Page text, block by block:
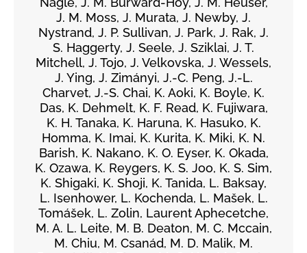
J. M. Moss, J. Murata, J. Newby, J.
Nystrand, J. P. Sullivan, J. Park, J. Rak, J.
S. Haggerty, J. Seele, J. Sziklai, J. T.
Mitchell, J. Tojo, J. Velkovska, J. Wessels,
J. Ying, J. Zimányi, J.-C. Peng, J.-L.
Charvet, J.-S. Chai, K. Aoki, K. Boyle, K.
Das, K. Dehmelt, K. F. Read, K. Fujiwara,
K. H. Tanaka, K. Haruna, K. Hasuko, K.
Homma, K. Imai, K. Kurita, K. Miki, K. N.
Barish, K. Nakano, K. O. Eyser, K. Okada,
K. Ozawa, K. Reygers, K. S. Joo, K. S. Sim,
K. Shigaki, K. Shoji, K. Tanida, L. Baksay,
L. Isenhower, L. Kochenda, L. Mašek, L.
Tomášek, L. Zolin, Laurent Aphecetche,
M. A. L. Leite, M. B. Deaton, M. C. Mccain,
M. Chiu, M. Csanád, M. D. Malik, M.